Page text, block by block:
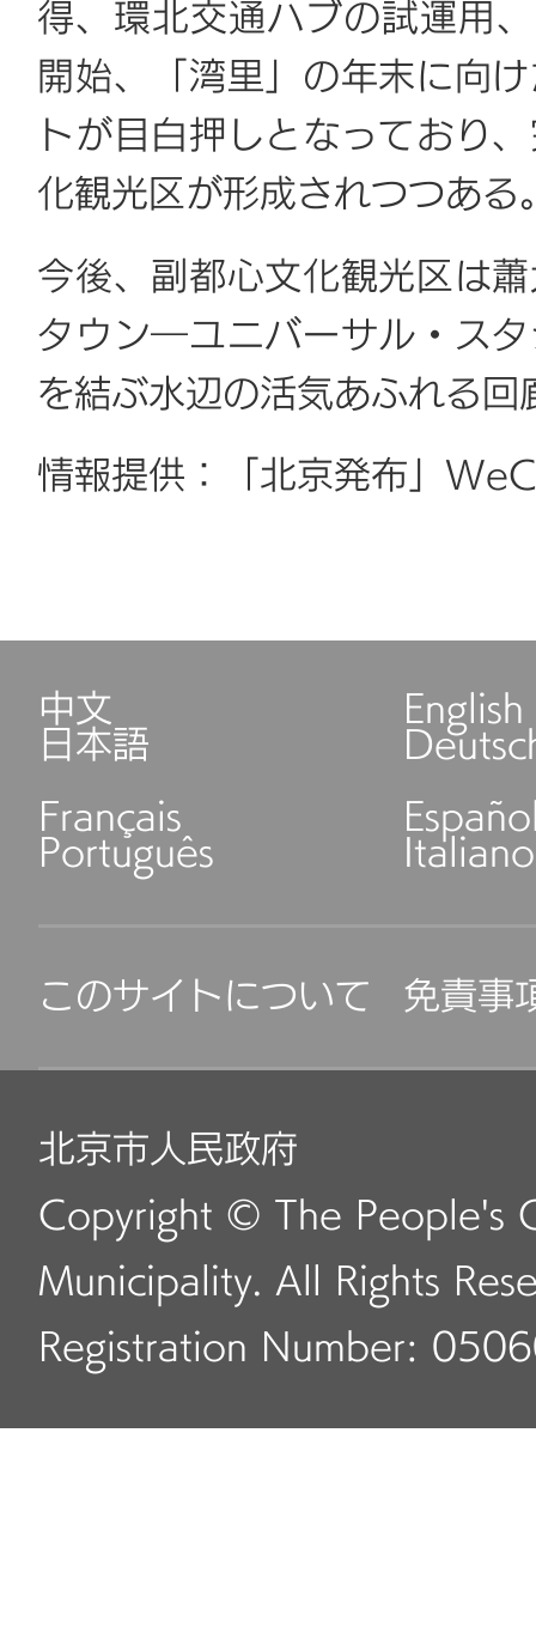
得、環北交通ハブの試運用
開始、「湾里」の年末に向
トが目白押しとなっており
化観光区が形成されつつある
今後、副都心文化観光区は
タウン―ユニバーサル・ス
を結ぶ水辺の活気あふれる
情報提供：「北京発布」
中文 English
日本語
Français
Português Italiano
このサイトについて 免責事
北京市人民政府
Copyright © The People's
Municipality. All Rights
Registration Number: